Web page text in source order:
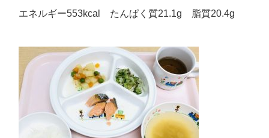
エネルギー553kcal たんぱく質21.1g 脂質20.4g